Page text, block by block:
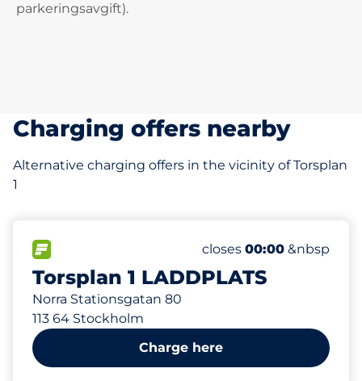
parkeringsavgift).
Charging offers nearby
Alternative charging offers in the vicinity of Torsplan
1
Torsplan 1 LADDPLATS
Norra Stationsgatan 80
113 64 Stockholm
Number of parking
Total Spaces&nbsp
Thursday&nbsp
closes 00:00 &nbsp
Charge here